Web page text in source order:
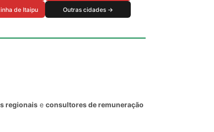
de Itaipu Outras cidades →
regionais e consultores de remuneração